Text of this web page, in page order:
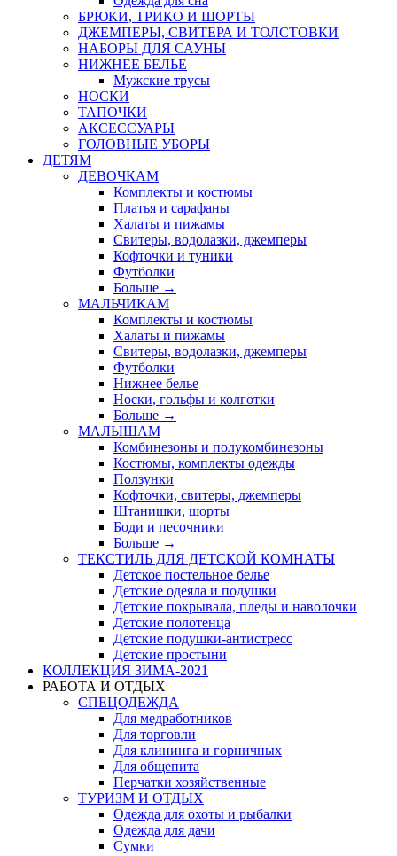
БРЮКИ, ТРИКО И ШОРТЫ
ДЖЕМПЕРЫ, СВИТЕРА И ТОЛСТОВКИ
НАБОРЫ ДЛЯ САУНЫ
НИЖНЕЕ БЕЛЬЕ
Мужские трусы
НОСКИ
ТАПОЧКИ
АКСЕССУАРЫ
ГОЛОВНЫЕ УБОРЫ
ДЕТЯМ
ДЕВОЧКАМ
Комплекты и костюмы
Платья и сарафаны
Халаты и пижамы
Свитеры, водолазки, джемперы
Кофточки и туники
Футболки
Больше →
МАЛЬЧИКАМ
Комплекты и костюмы
Халаты и пижамы
Свитеры, водолазки, джемперы
Футболки
Нижнее белье
Носки, гольфы и колготки
Больше →
МАЛЫШАМ
Комбинезоны и полукомбинезоны
Костюмы, комплекты одежды
Ползунки
Кофточки, свитеры, джемперы
Штанишки, шорты
Боди и песочники
Больше →
ТЕКСТИЛЬ ДЛЯ ДЕТСКОЙ КОМНАТЫ
Детское постельное белье
Детские одеяла и подушки
Детские покрывала, пледы и наволочки
Детские полотенца
Детские подушки-антистресс
Детские простыни
КОЛЛЕКЦИЯ ЗИМА-2021
РАБОТА И ОТДЫХ
СПЕЦОДЕЖДА
Для медработников
Для торговли
Для клининга и горничных
Для общепита
Перчатки хозяйственные
ТУРИЗМ И ОТДЫХ
Одежда для охоты и рыбалки
Одежда для дачи
Сумки